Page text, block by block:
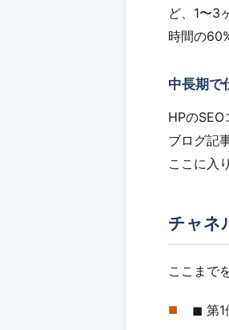
ど、1〜3
時間の
中長期で
HPの
ブログ記
ここに入
チャネ
ここまで
◼︎ 第1